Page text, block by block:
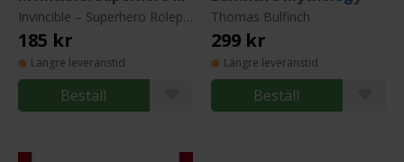
Invincible – Superhero Roleplaying
185 kr
Längre leveranstid
Beställ
Thomas Bulfinch
299 kr
Längre leveranstid
Beställ